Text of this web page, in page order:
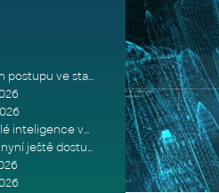
Bluebeam v propojeném pracovním postupu ve stavebnictví: Proč je int
Tři překážky rozšiřování využití umělé inteligence ve stavebním prům
Autodesk Flex (platba za použití) je nyní ještě dostupnější